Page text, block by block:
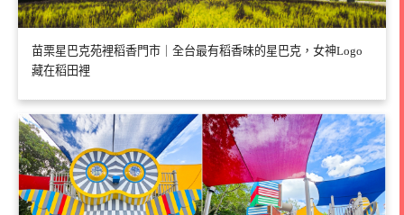
苗栗星巴克苑裡稻香門市｜全台最有稻香味的星巴克，女神Logo
藏在稻田裡